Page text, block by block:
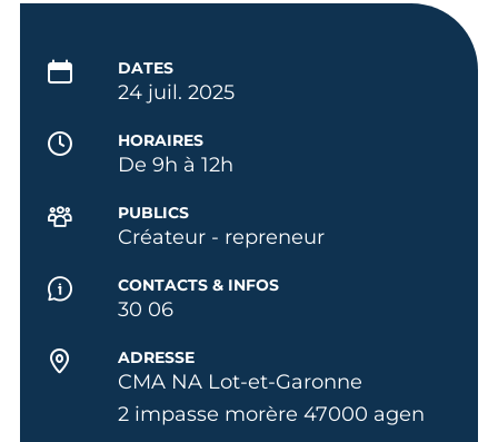
DATES
24 juil. 2025
HORAIRES
De 9h à 12h
PUBLICS
Créateur - repreneur
CONTACTS & INFOS
30 06
ADRESSE
CMA NA Lot-et-Garonne
2 impasse morère 47000 agen